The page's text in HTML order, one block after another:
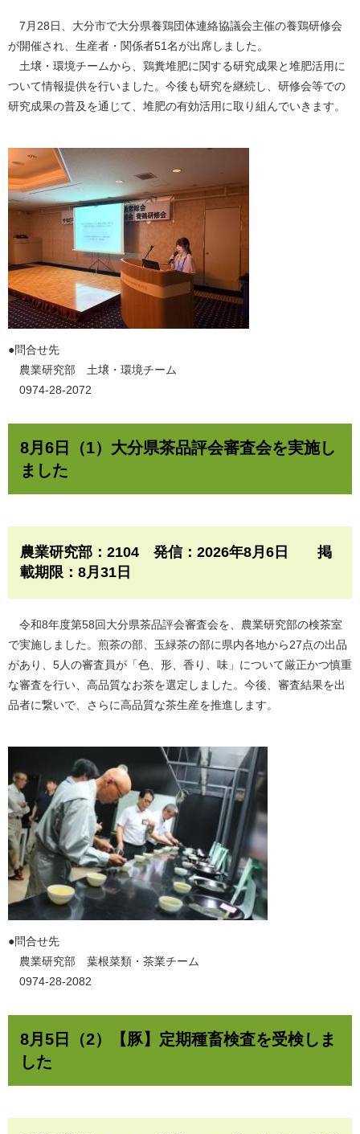
7月28日、大分市で大分県養鶏団体連絡協議会主催の養鶏研修会
が開催され、生産者・関係者51名が出席しました。
土壌・環境チームから、鶏糞堆肥に関する研究成果と堆肥活用に
ついて情報提供を行いました。今後も研究を継続し、研修会等での
研究成果の普及を通じて、堆肥の有効活用に取り組んでいきます。
​●問合せ先
農業研究部 土壌・環境チーム
0974-28-2072
8月6日（1）大分県茶品評会審査会を実施し
ました
農業研究部：2104 発信：2026年8月6日 掲
載期限：8月31日​
令和8年度第58回大分県茶品評会審査会を、農業研究部の検茶室
で実施しました。煎茶の部、玉緑茶の部に県内各地から27点の出品
があり、5人の審査員が「色、形、香り、味」について厳正かつ慎重
な審査を行い、高品質なお茶を選定しました。今後、審査結果を出
品者に繋いで、さらに高品質な茶生産を推進します。
​●問合せ先
農業研究部 葉根菜類・茶業チーム
0974-28-2082
8月5日（2）【豚】定期種畜検査を受検しま
した